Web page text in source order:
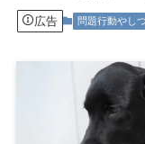
広告 問題行動やし